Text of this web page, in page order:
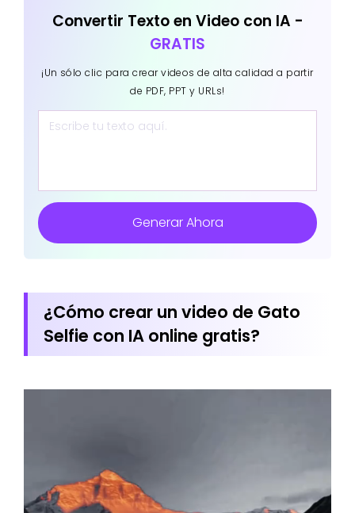
Convertir Texto en Video con IA -
GRATIS
¡Un sólo clic para crear videos de alta calidad a partir
de PDF, PPT y URLs!
Generar Ahora
¿Cómo crear un video de Gato
Selfie con IA online gratis?